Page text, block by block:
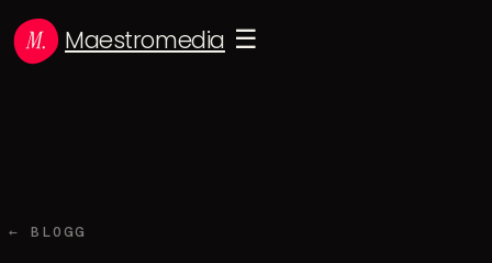
Maestromedia ☰
← BLOGG